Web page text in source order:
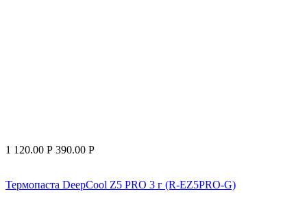
1 120.00 Р 390.00 Р
Термопаста DeepCool Z5 PRO 3 г (R-EZ5PRO-G)